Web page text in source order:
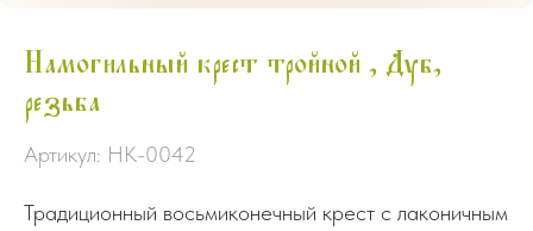
Намогильный крест тройной , Дуб,
резьба
Артикул: НК-0042
Традиционный восьмиконечный крест с лаконичным